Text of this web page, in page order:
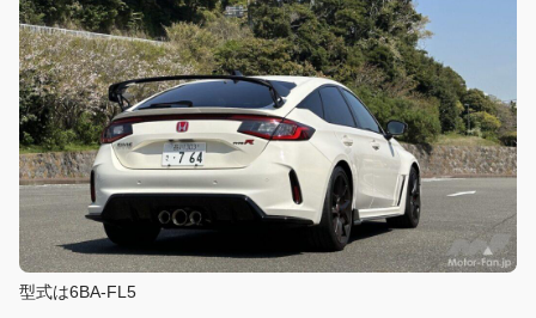
型式は6BA-FL5